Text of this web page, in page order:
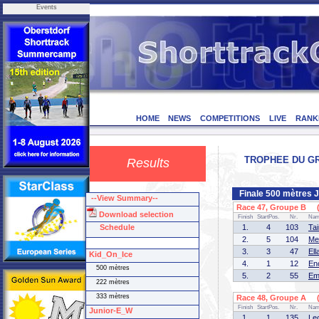
Events
HOME NEWS COMPETITIONS LIVE
Results TROPHEE DU
Finale 500 mètres
Race 47, Groupe B
Finish StartPos. Nr.
1. 4 103
2.
5 104
3.
3 47
4.
1 12
5.
2 55
Race 48, Groupe A
Finish StartPos. Nr.
--View Summary--
Download selection
Schedule
Kid_On_Ice
500 mètres
222 mètres
333 mètres
Junior-E_W